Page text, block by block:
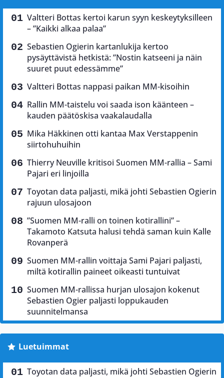
Valtteri Bottas kertoi karun syyn keskeytyksilleen
– ”Kaikki alkaa palaa”
Sebastien Ogierin kartanlukija kertoo
pysäyttävistä hetkistä: ”Nostin katseeni ja näin
suuret puut edessämme”
Valtteri Bottas nappasi paikan MM-kisoihin
Rallin MM-taistelu voi saada ison käänteen –
kauden päätöskisa vaakalaudalla
Mika Häkkinen otti kantaa Max Verstappenin
siirtohuhuihin
Thierry Neuville kritisoi Suomen MM-rallia – Sami
Pajari eri linjoilla
Toyotan data paljasti, mikä johti Sebastien Ogierin
rajuun ulosajoon
”Suomen MM-ralli on toinen kotirallini” –
Takamoto Katsuta halusi tehdä saman kuin Kalle
Rovanperä
Suomen MM-rallin voittaja Sami Pajari paljasti,
miltä kotirallin paineet oikeasti tuntuivat
Suomen MM-rallissa hurjan ulosajon kokenut
Sebastien Ogier paljasti loppukauden
suunnitelmansa
Luetuimmat
Toyotan data paljasti, mikä johti Sebastien Ogierin